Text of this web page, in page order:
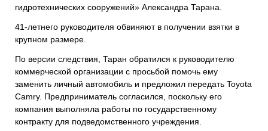
гидротехнических сооружений» Александра Тарана.
41-летнего руководителя обвиняют в получении взятки в
крупном размере.
По версии следствия, Таран обратился к руководителю
коммерческой организации с просьбой помочь ему
заменить личный автомобиль и предложил передать Toyota
Camry. Предприниматель согласился, поскольку его
компания выполняла работы по государственному
контракту для подведомственного учреждения.